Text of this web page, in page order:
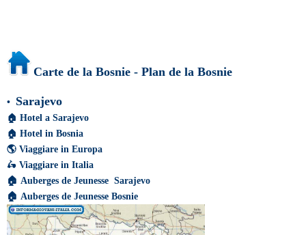
Carte de la Bosnie - Plan de la Bosnie
• Sarajevo
🏠 Hotel a Sarajevo
🏠 Hotel in Bosnia
🌎 Viaggiare in Europa
🛵 Viaggiare in Italia
🏠 Auberges de Jeunesse Sarajevo
🏠 Auberges de Jeunesse Bosnie